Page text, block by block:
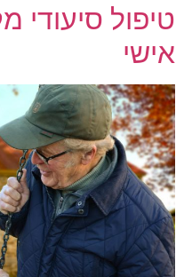
טיפול סיעודי
אישי